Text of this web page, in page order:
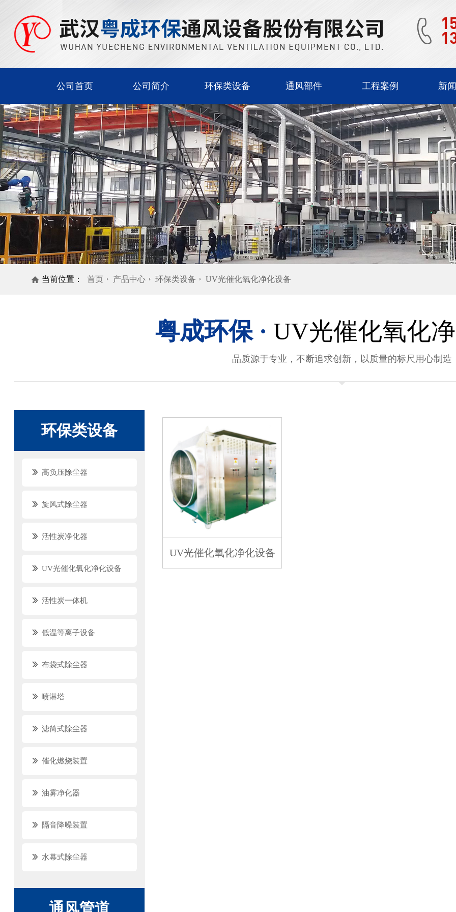
公司首页 公司简介 环保类设备 通风部件 工程案例 新
当前位置： 首页 产品中心 环保类设备 UV光催化氧化净化设备
粤成环保 · UV光催化氧化
品质源于专业，不断追求创新，以质量的标尺用心制造
环保类设备
高负压除尘器
旋风式除尘器
活性炭净化器
UV光催化氧化净化设备
活性炭一体机
低温等离子设备
布袋式除尘器
喷淋塔
滤筒式除尘器
催化燃烧装置
油雾净化器
隔音降噪装置
水幕式除尘器
通风管道
UV光催化氧化净化设备